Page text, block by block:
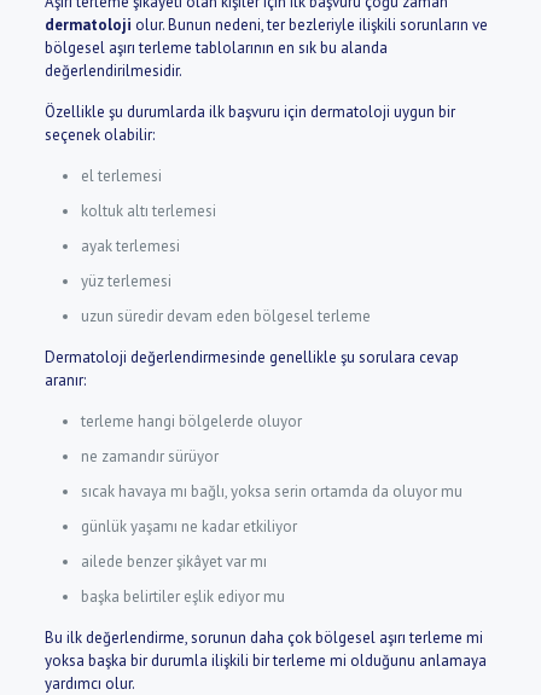
dermatoloji olur. Bunun nedeni, ter bezleriyle ilişkili sorunların ve
bölgesel aşırı terleme tablolarının en sık bu alanda
değerlendirilmesidir.
Özellikle şu durumlarda ilk başvuru için dermatoloji uygun bir
seçenek olabilir:
el terlemesi
koltuk altı terlemesi
ayak terlemesi
yüz terlemesi
uzun süredir devam eden bölgesel terleme
Dermatoloji değerlendirmesinde genellikle şu sorulara cevap
aranır:
terleme hangi bölgelerde oluyor
ne zamandır sürüyor
sıcak havaya mı bağlı, yoksa serin ortamda da oluyor mu
günlük yaşamı ne kadar etkiliyor
ailede benzer şikâyet var mı
başka belirtiler eşlik ediyor mu
Bu ilk değerlendirme, sorunun daha çok bölgesel aşırı terleme mi
yoksa başka bir durumla ilişkili bir terleme mi olduğunu anlamaya
yardımcı olur.